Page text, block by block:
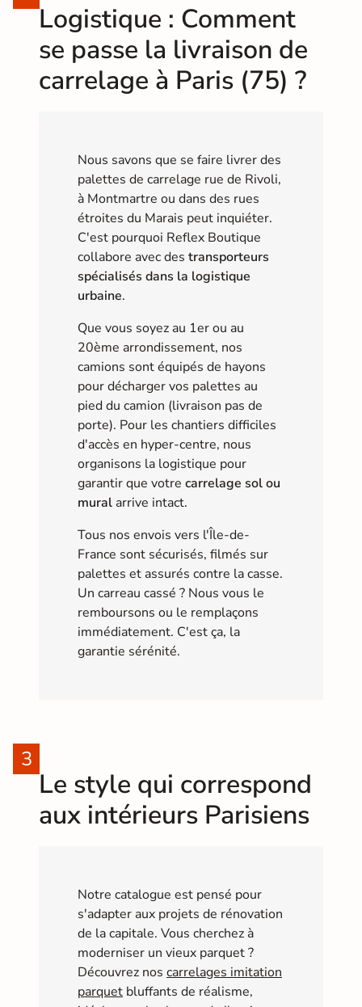
Logistique : Comment
se passe la livraison de
carrelage à Paris (75) ?
Nous savons que se faire livrer des
palettes de carrelage rue de Rivoli,
à Montmartre ou dans des rues
étroites du Marais peut inquiéter.
C'est pourquoi Reflex Boutique
collabore avec des transporteurs
spécialisés dans la logistique
urbaine.
Que vous soyez au 1er ou au
20ème arrondissement, nos
camions sont équipés de hayons
pour décharger vos palettes au
pied du camion (livraison pas de
porte). Pour les chantiers difficiles
d'accès en hyper-centre, nous
organisons la logistique pour
garantir que votre carrelage sol ou
mural arrive intact.
Tous nos envois vers l'Île-de-
France sont sécurisés, filmés sur
palettes et assurés contre la casse.
Un carreau cassé ? Nous vous le
remboursons ou le remplaçons
immédiatement. C'est ça, la
garantie sérénité.
Le style qui correspond
aux intérieurs Parisiens
Notre catalogue est pensé pour
s'adapter aux projets de rénovation
de la capitale. Vous cherchez à
moderniser un vieux parquet ?
Découvrez nos carrelages imitation
parquet bluffants de réalisme,